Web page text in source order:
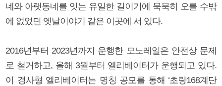
네와 아랫동네를 잇는 유일한 길이기에 묵묵히 오를 수밖
에 없었던 옛날이야기 같은 이곳에 서 있다.
2016년부터 2023년까지 운행한 모노레일은 안전상 문제
로 철거하고, 올해 3월부터 엘리베이터가 운행되고 있다.
이 경사형 엘리베이터는 명칭 공모를 통해 ‘초량168계단